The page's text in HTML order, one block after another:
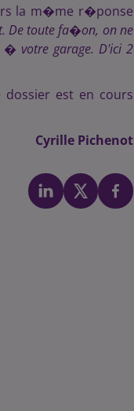
la m�me r�ponse
De toute fa�on, on ne
� votre garage. D'ici 2
est en cours
Cyrille Pichenot